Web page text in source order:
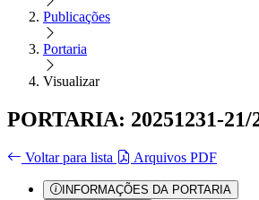
Publicações
Portaria
Visualizar
PORTARIA: 20251231-21/
Voltar para lista Arquivos PDF
INFORMAÇÕES DA PORTARIA